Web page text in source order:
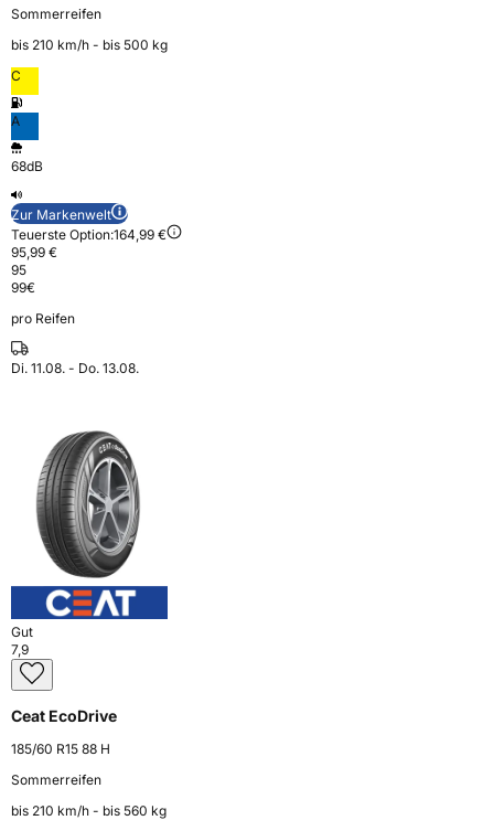
Sommerreifen
bis 210 km⁠/⁠h - bis 500 kg
C
A
68dB
Zur Markenwelt
Teuerste Option:164,99 €
95,99 €
95
99€
pro Reifen
Di. 11.08. - Do. 13.08.
Gut
7,9
Ceat EcoDrive
185/60 R15 88 H
Sommerreifen
bis 210 km⁠/⁠h - bis 560 kg